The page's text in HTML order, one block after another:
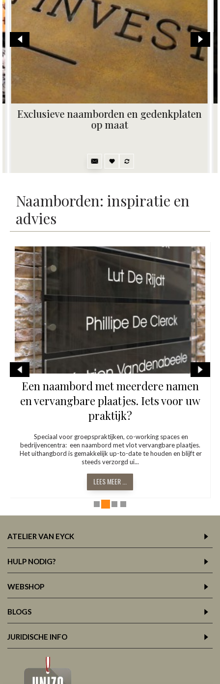
Vervangplaatje voor naambord met 5
naamplaatjes en zwarte achtergrond
Naamborden: inspiratie en
advies
Een mooi eerbetoon met een
gedenkplaat: Inspiratie
Een plaat voor de inhuldiging van een nieuw gebouw.Een
vergeten. Enkele mooie realisaties in verschillende materialen:
Gedenkplaat in em...
LEES MEER ...
ATELIER VAN EYCK
HULP NODIG?
WEBSHOP
BLOGS
JURIDISCHE INFO